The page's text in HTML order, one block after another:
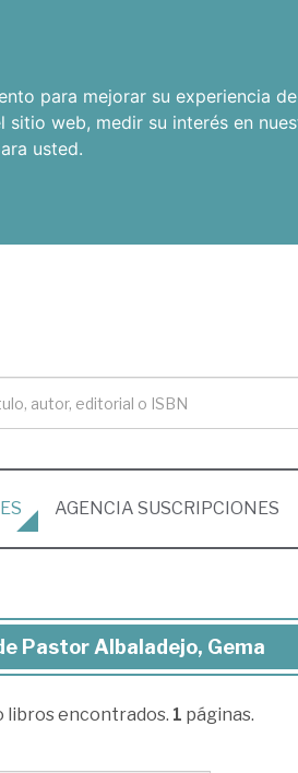
para mejorar su experiencia
sitio web, medir su interés en
usted.
AGENCIA SUSCRIPCIONES
Pastor Albaladejo, Gema
libros encontrados. 1 páginas.